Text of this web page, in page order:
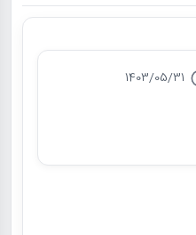
1403/05/31